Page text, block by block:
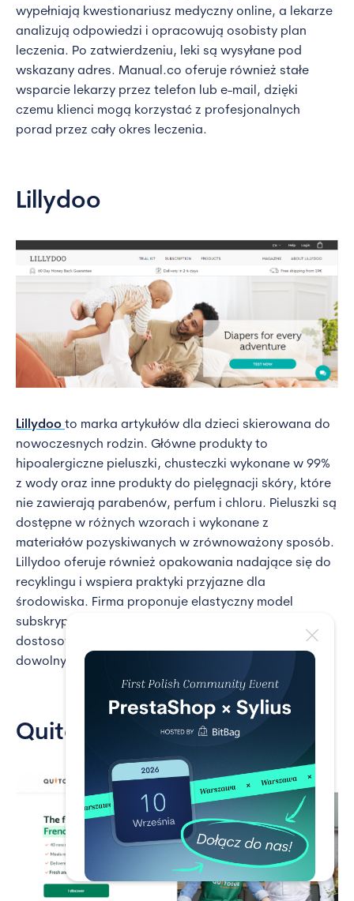
wypełniają kwestionariusz medyczny online, a lekarze
analizują odpowiedzi i opracowują osobisty plan
leczenia. Po zatwierdzeniu, leki są wysyłane pod
wskazany adres. Manual.co oferuje również stałe
wsparcie lekarzy przez telefon lub e-mail, dzięki
czemu klienci mogą korzystać z profesjonalnych
porad przez cały okres leczenia.
Lillydoo
Lillydoo to marka artykułów dla dzieci skierowana do
nowoczesnych rodzin. Główne produkty to
hipoalergiczne pieluszki, chusteczki wykonane w 99%
z wody oraz inne produkty do pielęgnacji skóry, które
nie zawierają parabenów, perfum i chloru. Pieluszki są
dostępne w różnych wzorach i wykonane z
materiałów pozyskiwanych w zrównoważony sposób.
Lillydoo oferuje również opakowania nadające się do
recyklingu i wspiera praktyki przyjazne dla
środowiska. Firma proponuje elastyczny model
subskrypcji, dzięki któremu klienci mogą
dostosowywać zamówienia i anulować je w
dowolnym momencie.
Quitoque